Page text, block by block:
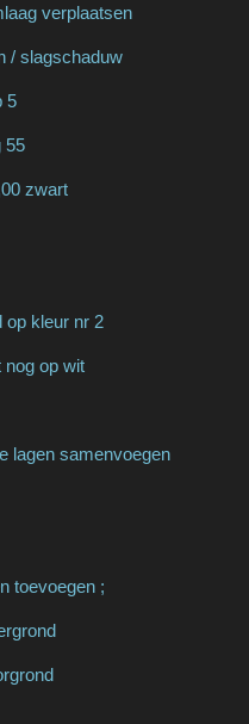
verplaatsen
/ slagschaduw
5
55
zwart
op kleur nr 2
nog op wit
lagen samenvoegen
toevoegen ;